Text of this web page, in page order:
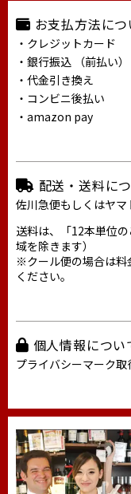
お支払方法につ
・クレジットカード
・銀行振込 （前払い）
・代金引き換え
・コンビニ後払い
・amazon pay
配送・送料に
佐川急便もしくはヤマ
送料は、「12本単位
域を除きます）
※クール便の場合は料
ください。
個人情報につい
プライバシーマーク取